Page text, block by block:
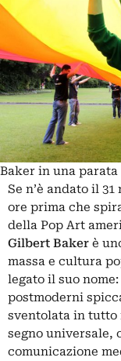
Baker in una
Se n’è andato il
ore prima che
della Pop Art
Gilbert Baker è
massa e cultura
legato il suo
postmoderni
sventolata in tutto
segno universale,
comunicazione